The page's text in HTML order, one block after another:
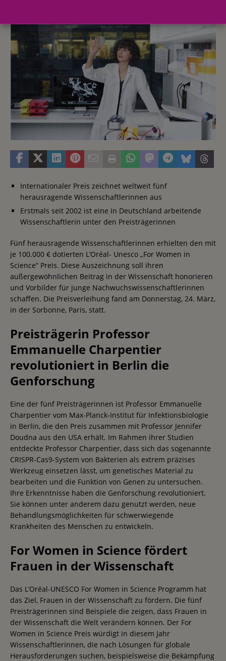
Internationaler Preis zeichnet weltweit fünf
herausragende Wissenschaftlerinnen aus
Erstmals seit 2002 ist eine in Deutschland arbeitende
Wissenschaftlerin unter den Preisträgerinnen
Fünf herausragende Wissenschaftlerinnen erhielten den mit
je 100.000 € dotierten L’Oréal- Unesco „For Women in
Science“ Preis. Diese Auszeichnung soll ihren
außergewöhnlichen Beitrag in der Wissenschaft honorieren
und Vorbilder für junge Nachwuchswissenschaftlerinnen
schaffen. Die Preisverleihung fand am Donnerstag, 24. März,
in der Sorbonne, Paris, statt.
Preisträgerin Professor
Emmanuelle Charpentier
revolutioniert in Berlin die
Genforschung
Eine der fünf Preisträgerinnen ist Professor Emmanuelle
Charpentier vom Max-Planck-Institut für Infektionsbiologie
in Berlin, die den Preis zusammen mit Professor Jennifer
Doudna aus den USA erhält. Im Rahmen ihrer Studien
entdeckte Professor Charpentier, dass sich das sogenannte
CRISPR-Cas9-System von Bakterien als extrem präzises
Werkzeug einsetzen lässt, um genetisches Material zu
bearbeiten und die Funktion von Genen zu untersuchen.
Ihre Erkenntnisse haben die Genforschung revolutioniert.
Sie können unter anderem dazu genutzt werden, neue
Behandlungsmöglichkeiten für schwerwiegende
Krankheiten des Menschen zu entwickeln.
For Women in Science fördert
Frauen in der Wissenschaft
Das L’Oréal-UNESCO For Women in Science Programm hat
das Ziel, Frauen in der Wissenschaft zu fördern. Die fünf
Preisträgerinnen sind Beispiele die zeigen, dass Frauen in
der Wissenschaft die Welt verändern können. Der For
Women in Science Preis würdigt in diesem Jahr
Wissenschaftlerinnen, die nach Lösungen für globale
Herausforderungen suchen, beispielsweise die Bekämpfung